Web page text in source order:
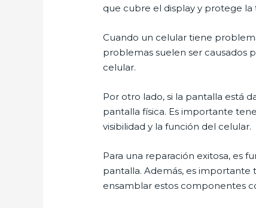
que cubre el display y protege
Cuando un celular tiene
problemas suelen ser causados
celular.
Por otro lado, si la pantalla está
pantalla física. Es importante
visibilidad y la función del celular.
Para una reparación exitosa, es
pantalla. Además, es importante
ensamblar estos componentes